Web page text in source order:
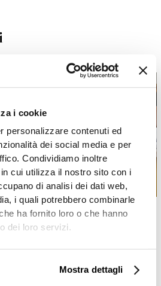
i cookie
personalizzare contenuti ed
dei social media e per
Condividiamo inoltre
cui utilizza il nostro sito con i
di analisi dei dati web,
i quali potrebbero combinarle
ha fornito loro o che hanno
dei loro servizi.
Mostra dettagli
LAVABI